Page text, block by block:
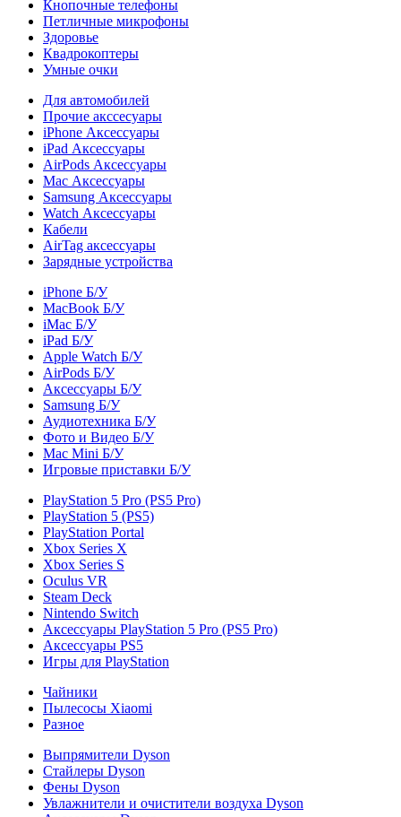
Кнопочные телефоны
Петличные микрофоны
Здоровье
Квадрокоптеры
Умные очки
Для автомобилей
Прочие акссесуары
iPhone Аксессуары
iPad Аксессуары
AirPods Аксессуары
Mac Аксессуары
Samsung Аксессуары
Watch Аксессуары
Кабели
AirTag аксессуары
Зарядные устройства
iPhone Б/У
MacBook Б/У
iMac Б/У
iPad Б/У
Apple Watch Б/У
AirPods Б/У
Аксессуары Б/У
Samsung Б/У
Аудиотехника Б/У
Фото и Видео Б/У
Mac Mini Б/У
Игровые приставки Б/У
PlayStation 5 Pro (PS5 Pro)
PlayStation 5 (PS5)
PlayStation Portal
Xbox Series X
Xbox Series S
Oculus VR
Steam Deck
Nintendo Switch
Аксессуары PlayStation 5 Pro (PS5 Pro)
Аксессуары PS5
Игры для PlayStation
Чайники
Пылесосы Xiaomi
Разное
Выпрямители Dyson
Стайлеры Dyson
Фены Dyson
Увлажнители и очистители воздуха Dyson